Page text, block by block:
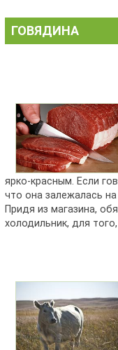
ГОВЯДИНА
ярко-красным. Если
что она залежалась на
Придя из магазина,
холодильник, для